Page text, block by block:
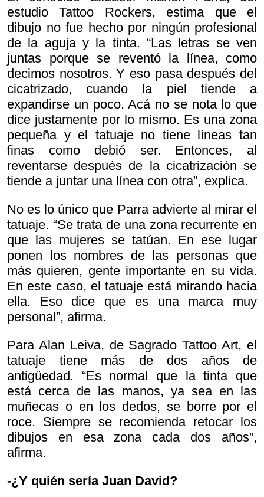
estudio Tattoo Rockers, estima que el
dibujo no fue hecho por ningún profesional
de la aguja y la tinta. “Las letras se ven
juntas porque se reventó la línea, como
decimos nosotros. Y eso pasa después del
cicatrizado, cuando la piel tiende a
expandirse un poco. Acá no se nota lo que
dice justamente por lo mismo. Es una zona
pequeña y el tatuaje no tiene líneas tan
finas como debió ser. Entonces, al
reventarse después de la cicatrización se
tiende a juntar una línea con otra”, explica.
No es lo único que Parra advierte al mirar el
tatuaje. “Se trata de una zona recurrente en
que las mujeres se tatúan. En ese lugar
ponen los nombres de las personas que
más quieren, gente importante en su vida.
En este caso, el tatuaje está mirando hacia
ella. Eso dice que es una marca muy
personal”, afirma.
Para Alan Leiva, de Sagrado Tattoo Art, el
tatuaje tiene más de dos años de
antigüedad. “Es normal que la tinta que
está cerca de las manos, ya sea en las
muñecas o en los dedos, se borre por el
roce. Siempre se recomienda retocar los
dibujos en esa zona cada dos años”,
afirma.
-¿Y quién sería Juan David?